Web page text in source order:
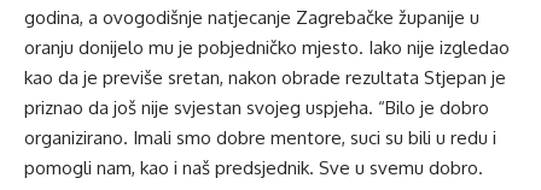
godina, a ovogodišnje natjecanje Zagrebačke županije u
oranju donijelo mu je pobjedničko mjesto. Iako nije izgledao
kao da je previše sretan, nakon obrade rezultata Stjepan je
priznao da još nije svjestan svojeg uspjeha. “Bilo je dobro
organizirano. Imali smo dobre mentore, suci su bili u redu i
pomogli nam, kao i naš predsjednik. Sve u svemu dobro.